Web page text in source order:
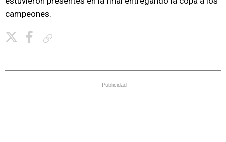
campeones.
Publicidad